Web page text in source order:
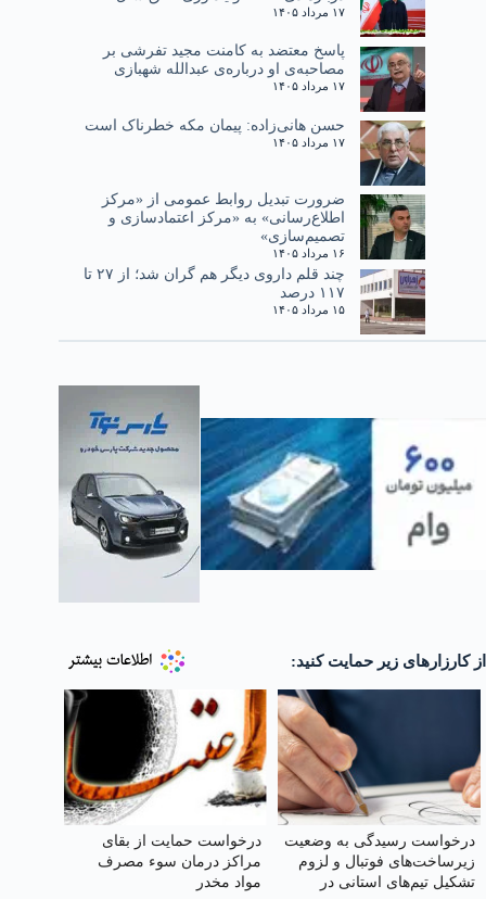
۱۷ مرداد ۱۴۰۵
پاسخ معتضد به کامنت مجید تفرشی بر
مصاحبه‌ی او درباره‌ی عبدالله شهبازی
۱۷ مرداد ۱۴۰۵
حسن هانی‌زاده: پیمان مکه خطرناک است
۱۷ مرداد ۱۴۰۵
ضرورت تبدیل روابط عمومی از «مرکز
اطلاع‌رسانی» به «مرکز اعتمادسازی و
تصمیم‌سازی»
۱۶ مرداد ۱۴۰۵
چند قلم داروی دیگر هم گران شد؛ از ۲۷ تا
۱۱۷ درصد
۱۵ مرداد ۱۴۰۵
از کارزارهای زیر حمایت کنید:
درخواست رسیدگی به وضعیت
زیرساخت‌های فوتبال و لزوم
تشکیل تیم‌های استانی در
درخواست حمایت از بقای
مراکز درمان سوء مصرف
مواد مخدر